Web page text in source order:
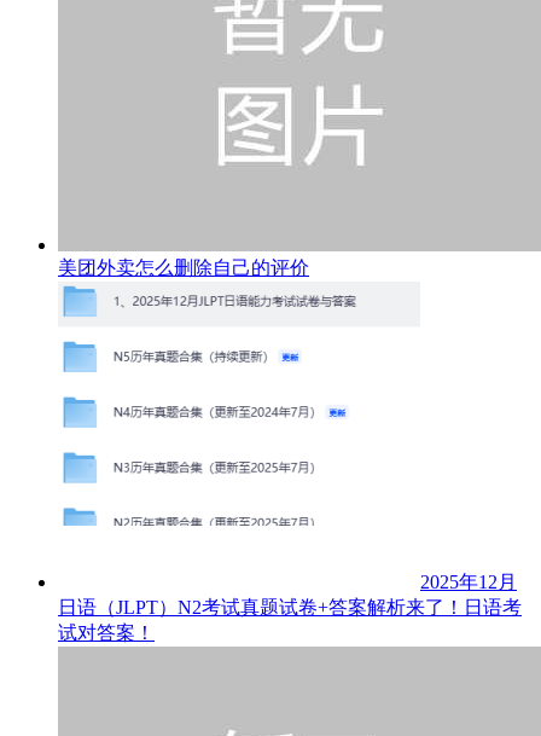
美团外卖怎么删除自己的评价
2025年12月
日语（JLPT）N2考试真题试卷+答案解析来了！日语考
试对答案！